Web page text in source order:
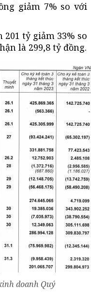
giảm 7% so với
tỷ giảm 33% so
là 299,8 tỷ đồng.
doanh Quý